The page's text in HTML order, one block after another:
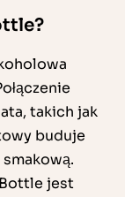
takich jak
buduje
jest